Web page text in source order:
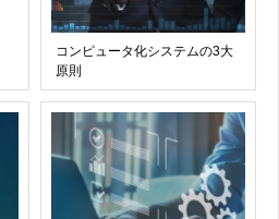
コンピュータ化システムの3大
原則